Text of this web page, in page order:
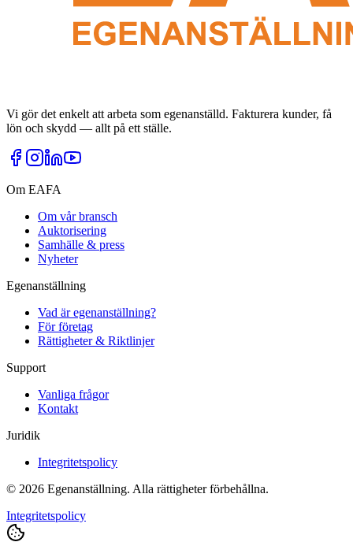
Vi gör det enkelt att arbeta som egenanställd. Fakturera kunder, få
lön och skydd — allt på ett ställe.
Om EAFA
Om vår bransch
Auktorisering
Samhälle & press
Nyheter
Egenanställning
Vad är egenanställning?
För företag
Rättigheter & Riktlinjer
Support
Vanliga frågor
Kontakt
Juridik
Integritetspolicy
© 2026 Egenanställning. Alla rättigheter förbehållna.
Integritetspolicy